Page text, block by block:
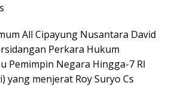
All Cipayung Nusantara David
Perkara Hukum
Pemimpin Negara Hingga-7 RI
yang menjerat Roy Suryo Cs